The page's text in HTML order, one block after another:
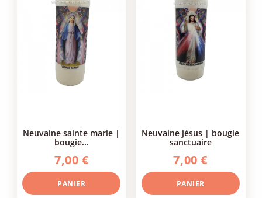
neuvaine sainte marie |
bougie...
7,00 €
PANIER
neuvaine jésus | bougie
sanctuaire
7,00 €
PANIER